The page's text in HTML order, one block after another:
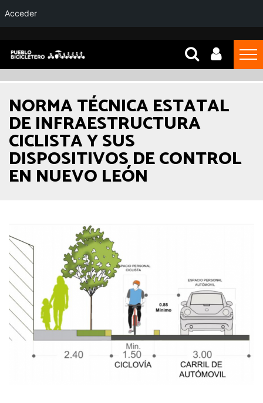
NORMA TÉCNICA ESTATAL
DE INFRAESTRUCTURA
CICLISTA Y SUS
DISPOSITIVOS DE CONTROL
EN NUEVO LEÓN
Acceder